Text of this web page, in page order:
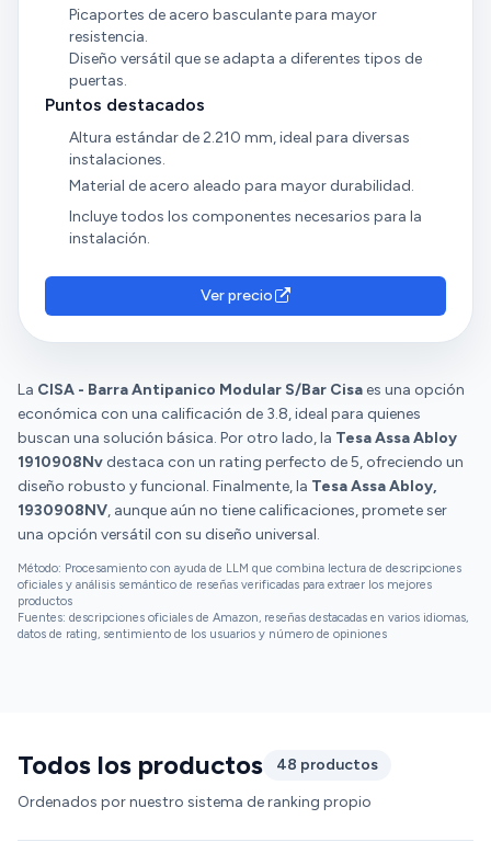
Picaportes de acero basculante para mayor
resistencia.
Diseño versátil que se adapta a diferentes tipos de
puertas.
Puntos destacados
Altura estándar de 2.210 mm, ideal para diversas
instalaciones.
Material de acero aleado para mayor durabilidad.
Incluye todos los componentes necesarios para la
instalación.
Ver precio
La CISA - Barra Antipanico Modular S/Bar Cisa es una opción
económica con una calificación de 3.8, ideal para quienes
buscan una solución básica. Por otro lado, la Tesa Assa Abloy
1910908Nv destaca con un rating perfecto de 5, ofreciendo un
diseño robusto y funcional. Finalmente, la Tesa Assa Abloy,
1930908NV, aunque aún no tiene calificaciones, promete ser
una opción versátil con su diseño universal.
Método: Procesamiento con ayuda de LLM que combina lectura de descripciones
oficiales y análisis semántico de reseñas verificadas para extraer los mejores
productos
Fuentes: descripciones oficiales de Amazon, reseñas destacadas en varios idiomas,
datos de rating, sentimiento de los usuarios y número de opiniones
Todos los productos
48 productos
Ordenados por nuestro sistema de ranking propio